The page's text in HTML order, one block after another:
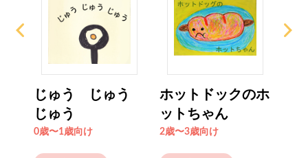
じゅう じゅう
じゅう
0歳〜1歳向け
ホットドックのホ
ットちゃん
2歳〜3歳向け